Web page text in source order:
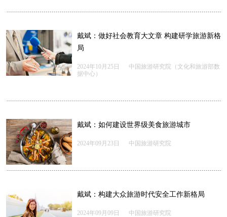
戴斌：做好社会教育大文章 构建研学旅游新格
局
2024年10月25日
中国旅游研究院（文化和旅游部数
据中心）
戴斌：如何建设世界级美食旅游城市
2024年09月23日 中国旅游研究院
戴斌：构建大众旅游时代安全工作新格局
2024年09月09日 中国旅游研究院